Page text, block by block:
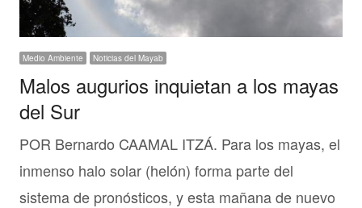
Medio Ambiente Noticias del Mayab
Malos augurios inquietan a los mayas
del Sur
POR Bernardo CAAMAL ITZÁ. Para los mayas, el
inmenso halo solar (helón) forma parte del
sistema de pronósticos, y esta mañana de nuevo